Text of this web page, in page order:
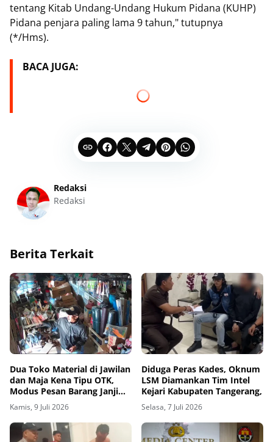
tentang Kitab Undang-Undang Hukum Pidana (KUHP)
Pidana penjara paling lama 9 tahun," tutupnya
(*/Hms).
BACA JUGA:
Redaksi
Redaksi
Berita Terkait
Dua Toko Material di Jawilan
dan Maja Kena Tipu OTK,
Modus Pesan Barang Janji
Bayar di Tempat
Kamis, 9 Juli 2026
Diduga Peras Kades, Oknum
LSM Diamankan Tim Intel
Kejari Kabupaten Tangerang,
Selasa, 7 Juli 2026